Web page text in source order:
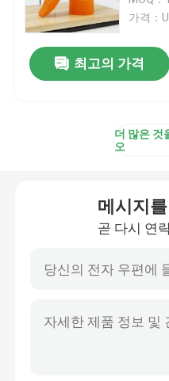
화장용 펌프 분배기
가격：
최고의 가격
더 많은 것
오
메시지
곧 다시 연